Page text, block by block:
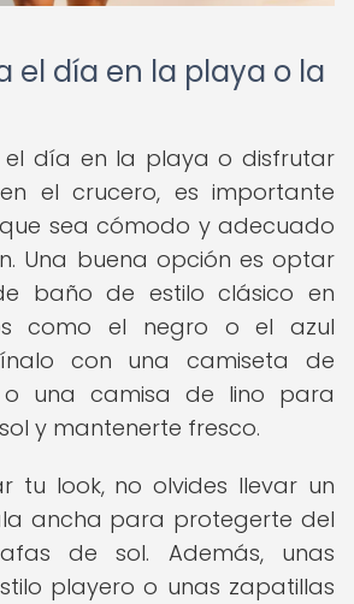
el día en la playa o la
el día en la playa o disfrutar
el crucero, es importante
sea cómodo y adecuado
Una buena opción es optar
baño de estilo clásico en
como el negro o el azul
con una camiseta de
una camisa de lino para
y mantenerte fresco.
tu look, no olvides llevar un
ancha para protegerte del
de sol. Además, unas
playero o unas zapatillas